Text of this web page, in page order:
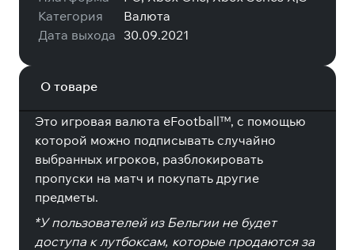
Категория
Валюта
Дата выхода 30.09.2021
О товаре
Это игровая валюта eFootball™, с помощью
которой можно подписывать случайно
выбранных игроков, разблокировать
пропуски на матч и покупать другие
предметы.
*У пользователей из Бельгии не будет
доступа к лутбоксам, которые продаются за